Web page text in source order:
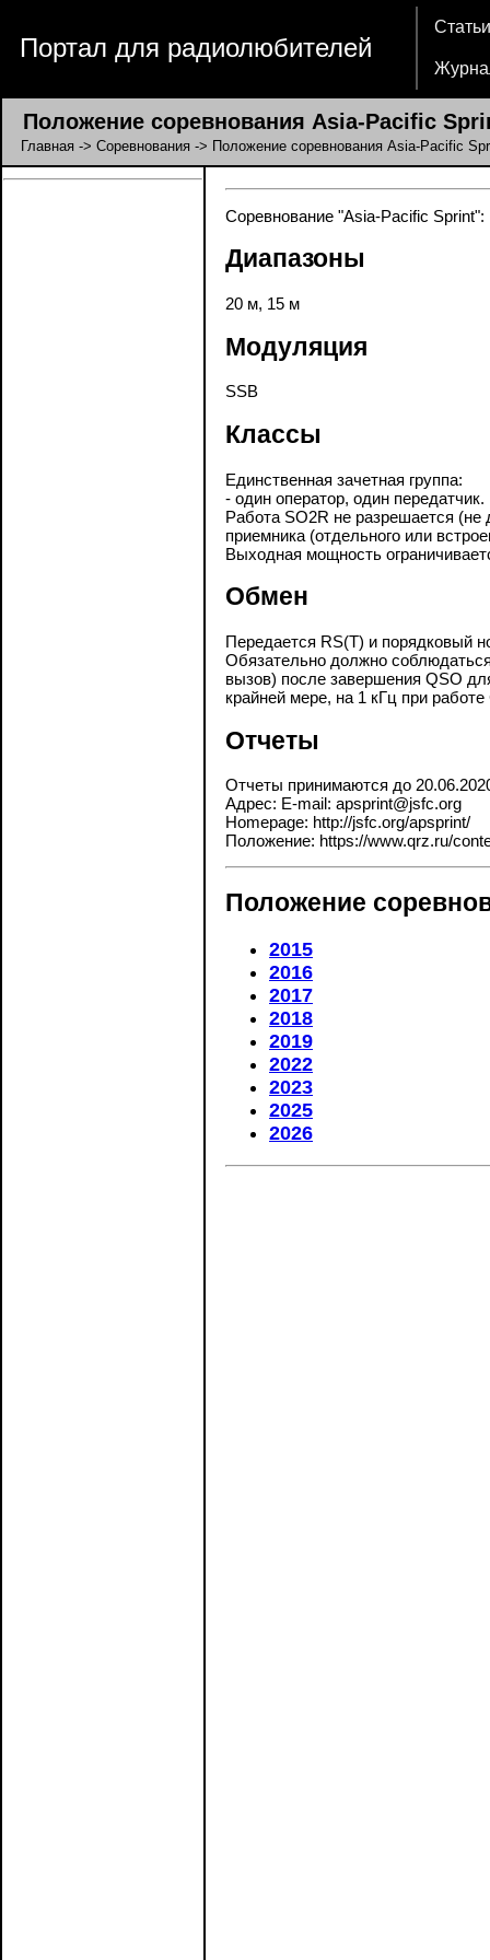
Портал для радиолюбителей
Статьи
Положение соревнования Asia-Pacific
Главная -> Соревнования -> Положение соревнования Asia-Pacific
Соревнование "Asia-Pacific
Диапазоны
20 м, 15 м
Модуляция
SSB
Классы
Единственная зачетная группа:
- один оператор, один передатчик.
Работа SO2R не разрешается (не
приемника (отдельного или
Выходная мощность
Обмен
Передается RS(T) и порядковый
Обязательно должно
вызов) после завершения QSO
крайней мере, на 1 кГц при
Отчеты
Отчеты принимаются до
Адрес: E-mail: apsprint@jsfc.org
Homepage: http://jsfc.org/apsprint/
Положение: https://www.qrz.ru/
Положение
2015
2016
2017
2018
2019
2022
2023
2025
2026